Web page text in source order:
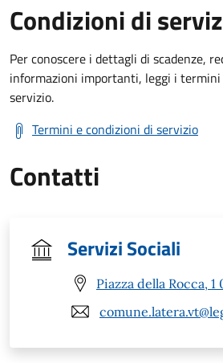
Condizioni di
Per conoscere i dettagli di scadenze,
informazioni importanti, leggi i termini
servizio.
Termini e condizioni di servizio
Contatti
Servizi Sociali
Piazza della Rocca, 1